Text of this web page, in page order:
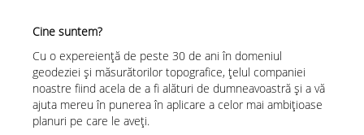
Cine suntem?
Cu o expereiență de peste 30 de ani în domeniul
geodeziei și măsurătorilor topografice, țelul companiei
noastre fiind acela de a fi alături de dumneavoastră și a vă
ajuta mereu în punerea în aplicare a celor mai ambițioase
planuri pe care le aveți.